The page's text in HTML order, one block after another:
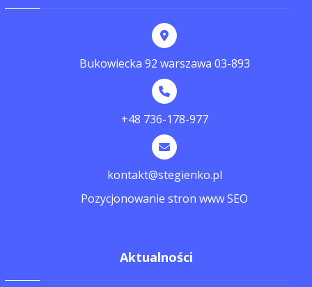
Bukowiecka 92 warszawa 03-893
+48 736-178-977
kontakt@stegienko.pl
Pozycjonowanie stron www SEO
Aktualności